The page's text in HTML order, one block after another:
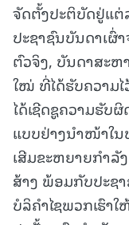
ຈັດຕັ້ງປະຕິບັດຢູ່ແຕ່
ປະຊາຊົນບັນດາເຜົ່
ຕົວຈິງ, ບັນດາສະ
ໃໝ່ ທີ່ໄດ້ຮັບຄວາມໄ
ໄດ້ເຊີດຊູຄວາມຮັບ
ແບບຢ່າງນຳໜ້າໃ
ເສີມຂະຫຍາຍກຳລັ
ສ້າງ ພ້ອມກັບປະຊ
ບໍລິຄຳໄຊພວກເຮົາ